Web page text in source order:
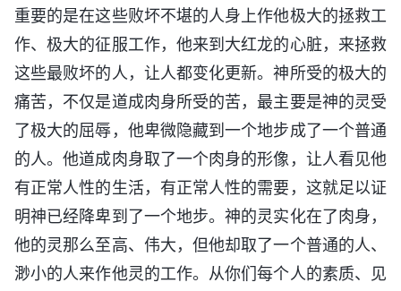
重要的是在这些败坏不堪的人身上作他极大的拯救工
作、极大的征服工作，他来到大红龙的心脏，来拯救
这些最败坏的人，让人都变化更新。神所受的极大的
痛苦，不仅是道成肉身所受的苦，最主要是神的灵受
了极大的屈辱，他卑微隐藏到一个地步成了一个普通
的人。他道成肉身取了一个肉身的形像，让人看见他
有正常人性的生活，有正常人性的需要，这就足以证
明神已经降卑到了一个地步。神的灵实化在了肉身，
他的灵那么至高、伟大，但他却取了一个普通的人、
渺小的人来作他灵的工作。从你们每个人的素质、见